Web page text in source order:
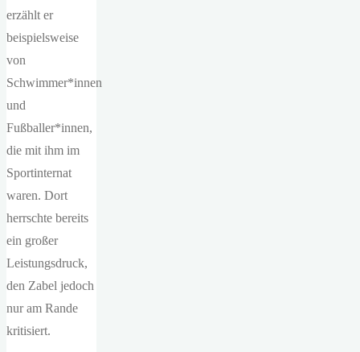
erzählt er
beispielsweise
von
Schwimmer*innen
und
Fußballer*innen,
die mit ihm im
Sportinternat
waren. Dort
herrschte bereits
ein großer
Leistungsdruck,
den Zabel jedoch
nur am Rande
kritisiert.